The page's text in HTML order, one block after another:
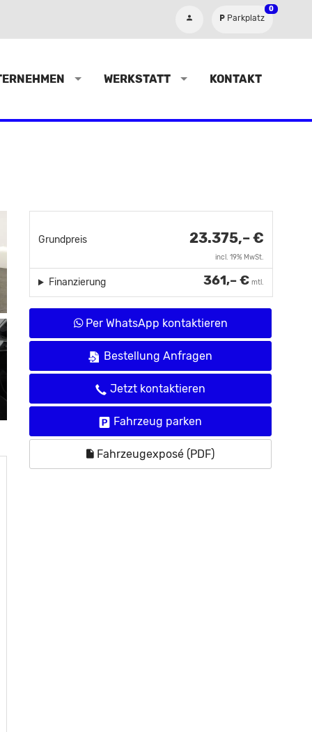
Parkplatz
0
WERKSTATT KONTAKT
Grundpreis 23.375,– €
incl. 19% MwSt.
361,– € mtl.
Finanzierung
Per WhatsApp kontaktieren
Bestellung Anfragen
Jetzt kontaktieren
Fahrzeug parken
Fahrzeugexposé (PDF)